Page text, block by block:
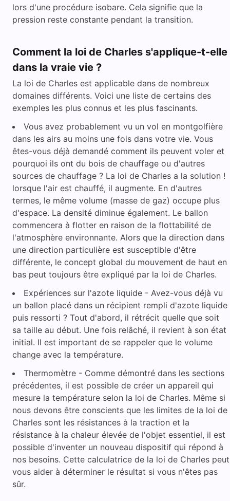
lors d'une procédure isobare. Cela signifie que la
pression reste constante pendant la transition.
Comment la loi de Charles s'applique-t-elle
dans la vraie vie ?
La loi de Charles est applicable dans de nombreux
domaines différents. Voici une liste de certains des
exemples les plus connus et les plus fascinants.
Vous avez probablement vu un vol en montgolfière
dans les airs au moins une fois dans votre vie. Vous
êtes-vous déjà demandé comment ils peuvent voler et
pourquoi ils ont du bois de chauffage ou d'autres
sources de chauffage ? La loi de Charles a la solution !
lorsque l'air est chauffé, il augmente. En d'autres
termes, le même volume (masse de gaz) occupe plus
d'espace. La densité diminue également. Le ballon
commencera à flotter en raison de la flottabilité de
l'atmosphère environnante. Alors que la direction dans
une direction particulière est susceptible d'être
différente, le concept global du mouvement de haut en
bas peut toujours être expliqué par la loi de Charles.
Expériences sur l'azote liquide - Avez-vous déjà vu
un ballon placé dans un récipient rempli d'azote liquide
puis ressorti ? Tout d'abord, il rétrécit quelle que soit
sa taille au début. Une fois relâché, il revient à son état
initial. Il est important de se rappeler que le volume
change avec la température.
Thermomètre - Comme démontré dans les sections
précédentes, il est possible de créer un appareil qui
mesure la température selon la loi de Charles. Même si
nous devons être conscients que les limites de la loi de
Charles sont les résistances à la traction et la
résistance à la chaleur élevée de l'objet essentiel, il est
possible d'inventer un nouveau dispositif qui répond à
nos besoins. Cette calculatrice de la loi de Charles peut
vous aider à déterminer le résultat si vous n'êtes pas
sûr.